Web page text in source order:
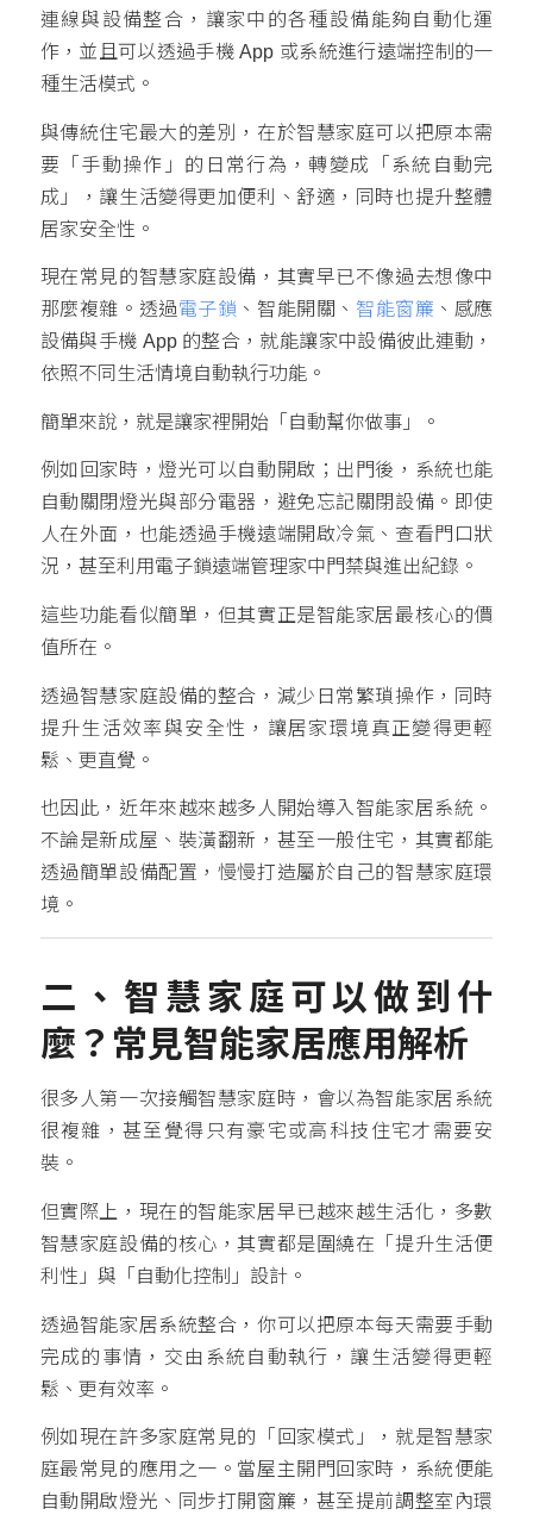
連線與設備整合，讓家中的各種設備能夠自動化運
作，並且可以透過手機 App 或系統進行遠端控制的一
種生活模式。
與傳統住宅最大的差別，在於智慧家庭可以把原本需
要「手動操作」的日常行為，轉變成「系統自動完
成」，讓生活變得更加便利、舒適，同時也提升整體
居家安全性。
現在常見的智慧家庭設備，其實早已不像過去想像中
那麼複雜。透過電子鎖 、智能開關、 智能窗簾 、感應
設備與手機 App 的整合，就能讓家中設備彼此連動，
依照不同生活情境自動執行功能。
簡單來說，就是讓家裡開始「自動幫你做事」。
例如回家時，燈光可以自動開啟；出門後，系統也能
自動關閉燈光與部分電器，避免忘記關閉設備。即使
人在外面，也能透過手機遠端開啟冷氣、查看門口狀
況，甚至利用電子鎖遠端管理家中門禁與進出紀錄。
這些功能看似簡單，但其實正是智能家居最核心的價
值所在。
透過智慧家庭設備的整合，減少日常繁瑣操作，同時
提升生活效率與安全性，讓居家環境真正變得更輕
鬆、更直覺。
也因此，近年來越來越多人開始導入智能家居系統。
不論是新成屋、裝潢翻新，甚至一般住宅，其實都能
透過簡單設備配置，慢慢打造屬於自己的智慧家庭環
境。
二、智慧家庭可以做到什
麼？常見智能家居應用解析
很多人第一次接觸智慧家庭時，會以為智能家居系統
很複雜，甚至覺得只有豪宅或高科技住宅才需要安
裝。
但實際上，現在的智能家居早已越來越生活化，多數
智慧家庭設備的核心，其實都是圍繞在「提升生活便
利性」與「自動化控制」設計。
透過智能家居系統整合，你可以把原本每天需要手動
完成的事情，交由系統自動執行，讓生活變得更輕
鬆、更有效率。
例如現在許多家庭常見的「回家模式」，就是智慧家
庭最常見的應用之一。當屋主開門回家時，系統便能
自動開啟燈光、同步打開窗簾，甚至提前調整室內環